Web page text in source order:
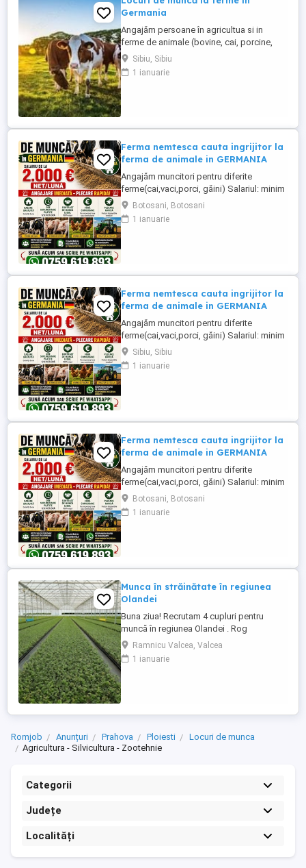
Germania
Angajăm persoane în agricultua si in
ferme de animale (bovine, cai, porcine,
caprine, si păsari) în Germania. Salar
atractiv incepand cu1900 euro net lună
plus ore suplimentare plătite Cazare și
Sibiu, Sibiu
1 ianuarie
Ferma nemtesca cauta ingrijitor la
ferma de animale in GERMANIA
Angajăm muncitori pentru diferite
ferme(cai,vaci,porci, găini) Salariul: minim
1800 net( poate crește în funcție de
experiența) Cazare și utilități gratuite!
Căutam persoane serioase și motivate
Botosani, Botosani
1 ianuarie
Ferma nemtesca cauta ingrijitor la
ferma de animale in GERMANIA
Angajăm muncitori pentru diferite
ferme(cai,vaci,porci, găini) Salariul: minim
1800 net( poate crește în funcție de
experiența) Cazare și utilități gratuite!
Căutam persoane serioase și motivate
Sibiu, Sibiu
1 ianuarie
Ferma nemtesca cauta ingrijitor la
ferma de animale in GERMANIA
Angajăm muncitori pentru diferite
ferme(cai,vaci,porci, găini) Salariul: minim
1800 net( poate crește în funcție de
experiența) Cazare și utilități gratuite!
Căutam persoane serioase și motivate
Botosani, Botosani
1 ianuarie
Munca în străinătate în regiunea
Olandei
Buna ziua! Recrutam 4 cupluri pentru
muncă în regiunea Olandei . Rog
seriozitate și pentru mai multe detalii va
rog contactați in Whatsap la Nr( ) .Va
mulțumesc!
Ramnicu Valcea, Valcea
1 ianuarie
Romjob Anunțuri Prahova Ploiesti
Locuri de munca
Agricultura - Silvicultura - Zootehnie
Categorii
Județe
Localități